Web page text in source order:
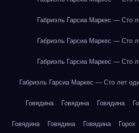
Габриэль Гарсиа Маркес — Сто
Габриэль Гарсиа Маркес — Сто
Габриэль Гарсиа Маркес — Сто
Габриэль Гарсиа Маркес — Сто лет
Говядина Говядина Говядина
Говядина Говядина Говядина Горох